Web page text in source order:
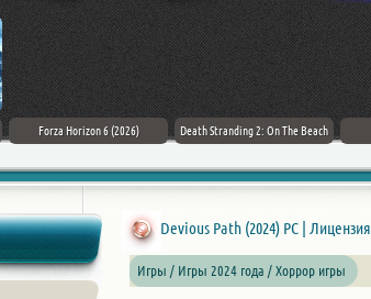
Forza Horizon 6 (2026) Death Stranding 2: On The Beach
Devious Path (2024) PC | Лицензия
Игры / Игры 2024 года / Хоррор игры